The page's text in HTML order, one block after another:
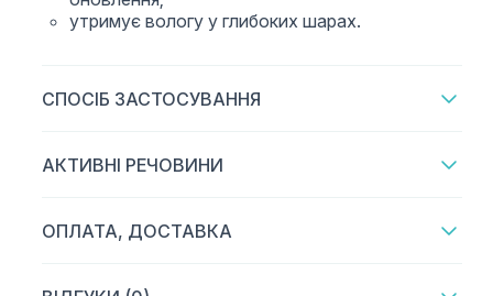
утримує вологу у глибоких шарах.
СПОСІБ ЗАСТОСУВАННЯ
АКТИВНІ РЕЧОВИНИ
ОПЛАТА, ДОСТАВКА